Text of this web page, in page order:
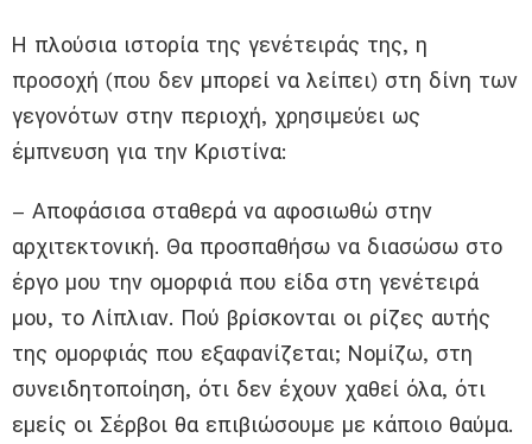
Η πλούσια ιστορία της γενέτειράς της, η
προσοχή (που δεν μπορεί να λείπει) στη δίνη των
γεγονότων στην περιοχή, χρησιμεύει ως
έμπνευση για την Κριστίνα:
– Αποφάσισα σταθερά να αφοσιωθώ στην
αρχιτεκτονική. Θα προσπαθήσω να διασώσω στο
έργο μου την ομορφιά που είδα στη γενέτειρά
μου, το Λίπλιαν. Πού βρίσκονται οι ρίζες αυτής
της ομορφιάς που εξαφανίζεται; Νομίζω, στη
συνειδητοποίηση, ότι δεν έχουν χαθεί όλα, ότι
εμείς οι Σέρβοι θα επιβιώσουμε με κάποιο θαύμα.